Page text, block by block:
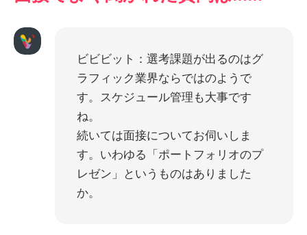
ビビビット：選考課題が出るのはグ
ラフィック業界ならではのようで
す。スケジュール管理も大事です
ね。
続いては面接についてお伺いしま
す。いわゆる「ポートフォリオのプ
レゼン」というものはありました
か。